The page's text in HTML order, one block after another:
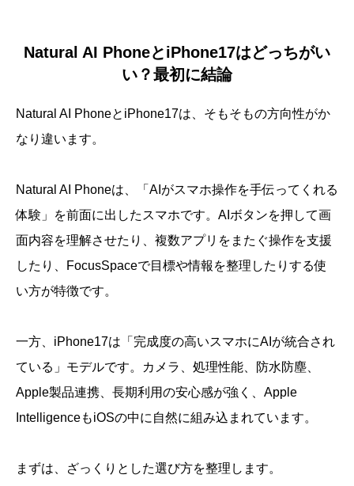
Natural AI PhoneとiPhone17はどっちがい
い？最初に結論
Natural AI PhoneとiPhone17は、そもそもの方向性がか
なり違います。
Natural AI Phoneは、「AIがスマホ操作を手伝ってくれる
体験」を前面に出したスマホです。AIボタンを押して画
面内容を理解させたり、複数アプリをまたぐ操作を支援
したり、FocusSpaceで目標や情報を整理したりする使
い方が特徴です。
一方、iPhone17は「完成度の高いスマホにAIが統合され
ている」モデルです。カメラ、処理性能、防水防塵、
Apple製品連携、長期利用の安心感が強く、Apple
IntelligenceもiOSの中に自然に組み込まれています。
まずは、ざっくりとした選び方を整理します。